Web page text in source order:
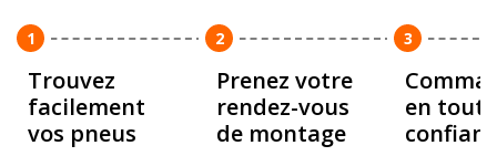
1
Trouvez
facilement
vos pneus
2
Prenez votre
rendez-vous
de montage
3
en toute